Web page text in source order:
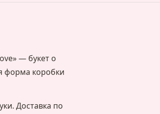
— букет о
форма коробки
Доставка по